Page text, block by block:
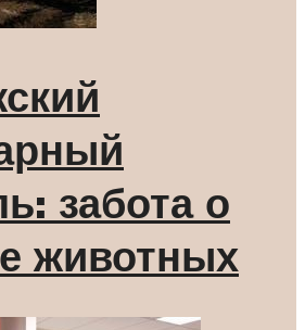
забота о
животных